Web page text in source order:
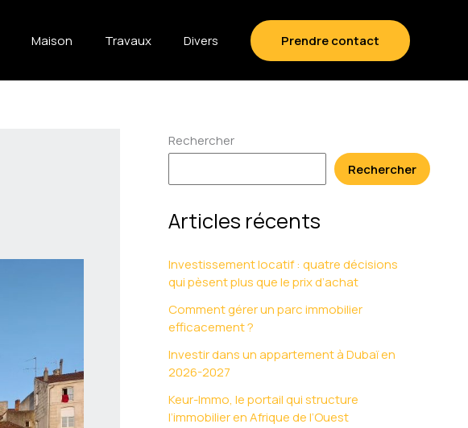
Maison Travaux Divers Prendre contact
Rechercher
Rechercher
Articles récents
Investissement locatif : quatre décisions
qui pèsent plus que le prix d’achat
Comment gérer un parc immobilier
efficacement ?
Investir dans un appartement à Dubaï en
2026-2027
Keur-Immo, le portail qui structure
l’immobilier en Afrique de l’Ouest